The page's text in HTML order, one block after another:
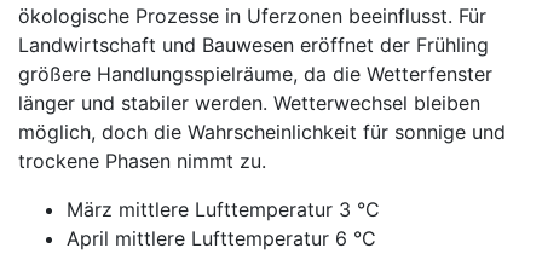
ökologische Prozesse in Uferzonen beeinflusst. Für
Landwirtschaft und Bauwesen eröffnet der Frühling
größere Handlungsspielräume, da die Wetterfenster
länger und stabiler werden. Wetterwechsel bleiben
möglich, doch die Wahrscheinlichkeit für sonnige und
trockene Phasen nimmt zu.
März mittlere Lufttemperatur 3 °C
April mittlere Lufttemperatur 6 °C